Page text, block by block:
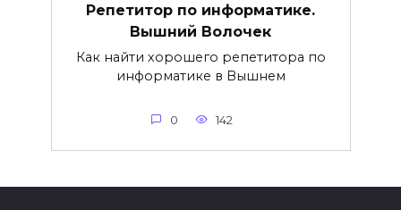
Репетитор по информатике.
Вышний Волочек
Как найти хорошего репетитора по
информатике в Вышнем
0 142